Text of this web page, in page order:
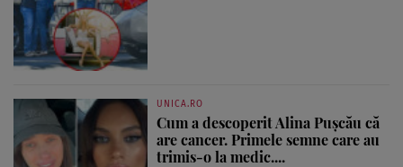
UNICA.RO
Cum a descoperit Alina Pușcău că
are cancer. Primele semne care au
trimis-o la medic....